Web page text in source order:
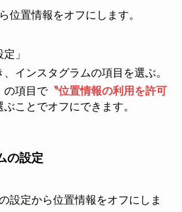
位置情報をオフにします。
」
インスタグラムの項目を選ぶ。
の項目で〝位置情報の利用を許可
ぶことでオフにできます。
の設定
設定から位置情報をオフにしま